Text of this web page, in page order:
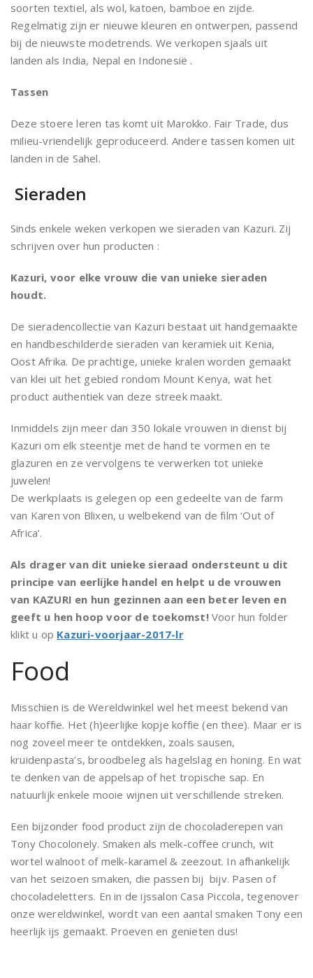
soorten textiel, als wol, katoen, bamboe en zijde.
Regelmatig zijn er nieuwe kleuren en ontwerpen, passend
bij de nieuwste modetrends. We verkopen sjaals uit
landen als India, Nepal en Indonesië .
Tassen
Deze stoere leren tas komt uit Marokko. Fair Trade, dus
milieu-vriendelijk geproduceerd. Andere tassen komen uit
landen in de Sahel.
Sieraden
Sinds enkele weken verkopen we sieraden van Kazuri. Zij
schrijven over hun producten :
Kazuri, voor elke vrouw die van unieke sieraden
houdt.
De sieradencollectie van Kazuri bestaat uit handgemaakte
en handbeschilderde sieraden van keramiek uit Kenia,
Oost Afrika. De prachtige, unieke kralen worden gemaakt
van klei uit het gebied rondom Mount Kenya, wat het
product authentiek van deze streek maakt.
Inmiddels zijn meer dan 350 lokale vrouwen in dienst bij
Kazuri om elk steentje met de hand te vormen en te
glazuren en ze vervolgens te verwerken tot unieke
juwelen!
De werkplaats is gelegen op een gedeelte van de farm
van Karen von Blixen, u welbekend van de film ‘Out of
Africa’.
Als drager van dit unieke sieraad ondersteunt u dit
principe van eerlijke handel en helpt u de vrouwen
van KAZURI en hun gezinnen aan een beter leven en
geeft u hen hoop voor de toekomst!Voor hun folder
klikt u op Kazuri-voorjaar-2017-lr
Food
Misschien is de Wereldwinkel wel het meest bekend van
haar koffie. Het (h)eerlijke kopje koffie (en thee). Maar er is
nog zoveel meer te ontdekken, zoals sausen,
kruidenpasta’s, broodbeleg als hagelslag en honing. En wat
te denken van de appelsap of het tropische sap. En
natuurlijk enkele mooie wijnen uit verschillende streken.
Een bijzonder food product zijn de chocoladerepen van
Tony Chocolonely. Smaken als melk-coffee crunch, wit
wortel walnoot of melk-karamel & zeezout. In afhankelijk
van het seizoen smaken, die passen bij bijv. Pasen of
chocoladeletters. En in de ijssalon Casa Piccola, tegenover
onze wereldwinkel, wordt van een aantal smaken Tony een
heerlijk ijs gemaakt. Proeven en genieten dus!